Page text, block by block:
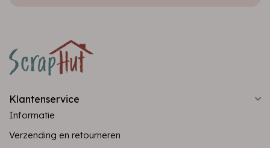
Klantenservice
Informatie
Verzending en retourneren